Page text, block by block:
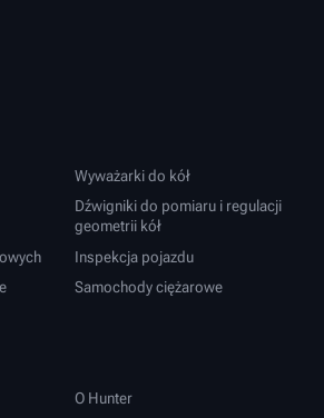
Wyważarki do kół
Dźwigniki do pomiaru i regulacji
geometrii kół
Inspekcja pojazdu
Samochody ciężarowe
O Hunter